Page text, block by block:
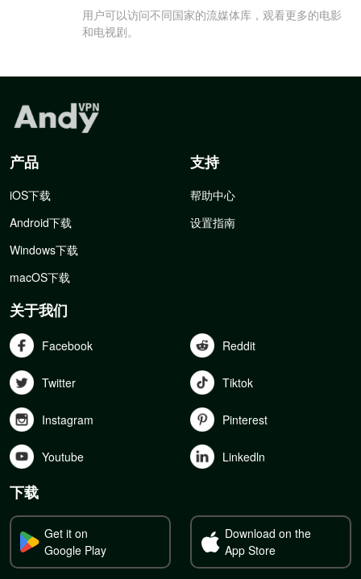
用户可以访问不同国家的流媒体库，观看更多的电影
和电视剧。
产品
iOS下载
Android下载
Windows下载
macOS下载
支持
帮助中心
设置指南
关于我们
Facebook Reddit
Twitter Tiktok
Instagram Pinterest
Youtube Linkedln
下载
Get it on
Google Play
Download on the
App Store